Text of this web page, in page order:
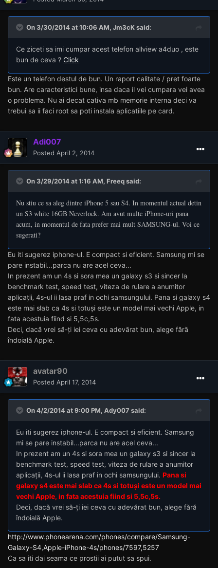
On 3/30/2014 at 10:06 AM, Jm3cK said:
Ce ziceti sa imi cumpar acest telefon allview a4duo , este
bun de ceva ? Click
Este un telefon destul de bun. Un raport calitate / pret foarte
bun. Are caracteristici bune, insa daca il vei cumpara vei avea
o problema. Nu ai decat cativa mb memorie interna deci va
trebui sa ii faci root sa poti instala aplicatiile pe card.
Adi007
Posted April 2, 2014
On 3/29/2014 at 1:16 AM, Freeq said:
Nu stiu ce sa aleg dintre iPhone 5 sau S4. In momentul actual detin
un S3 white 16GB Neverlock. Am avut multe iPhone-uri pana
acum, in momentul de fata prefer mai mult SAMSUNG-ul. Voi ce
sugerati?
Eu iti sugerez iphone-ul. E compact si eficient. Samsung mi se
pare instabil...parca nu are acel ceva...
In prezent am un 4s si sora mea un galaxy s3 si sincer la
benchmark test, speed test, viteza de rulare a anumitor
aplicații, 4s-ul ii lasa praf in ochi samsungului. Pana si galaxy s4
este mai slab ca 4s si totuși este un model mai vechi Apple, in
fata acestuia fiind si 5,5c,5s.
Deci, dacă vrei să-ți iei ceva cu adevărat bun, alege fără
îndoială Apple.
avatar90
Posted April 17, 2014
On 4/2/2014 at 9:00 PM, Ady007 said:
Eu iti sugerez iphone-ul. E compact si eficient. Samsung
mi se pare instabil...parca nu are acel ceva...
In prezent am un 4s si sora mea un galaxy s3 si sincer la
benchmark test, speed test, viteza de rulare a anumitor
aplicații, 4s-ul ii lasa praf in ochi samsungului.Pana si
galaxy s4 este mai slab ca 4s si totuși este un model mai
vechi Apple, in fata acestuia fiind si 5,5c,5s.
Deci, dacă vrei să-ți iei ceva cu adevărat bun, alege fără
îndoială Apple.
http://www.phonearena.com/phones/compare/Samsung-
Galaxy-S4,Apple-iPhone-4s/phones/7597,5257
Ca sa iti dai seama ce prostii ai putut sa spui.